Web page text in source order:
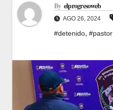
By elprogresoweb
AGO 26, 2024
#detenido, #pastor